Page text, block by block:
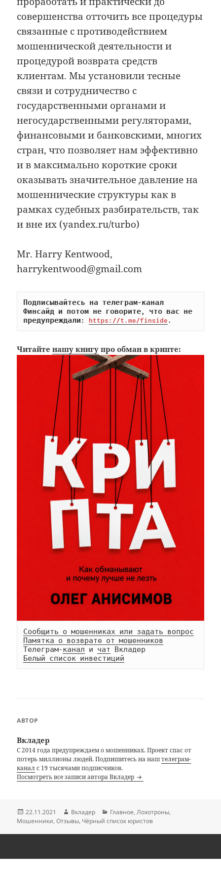
совершенства отточить все процедуры
связанные с противодействием
мошеннической деятельности и
процедурой возврата средств
клиентам. Мы установили тесные
связи и сотрудничество с
государственными органами и
негосударственными регуляторами,
финансовыми и банковскими, многих
стран, что позволяет нам эффективно
и в максимально короткие сроки
оказывать значительное давление на
мошеннические структуры как в
рамках судебных разбирательств, так
и вне их (yandex.ru/turbo)
Mr. Harry Kentwood,
harrykentwood@gmail.com
Подписывайтесь на телеграм-канал
Финсайд и потом не говорите, что вас не
предупреждали: https://t.me/finside.
Читайтенашу книгу про обман в крипте:
Сообщить о мошенниках или задать вопрос
Памятка о возврате от мошенников
Телеграм-канал и чат
Белый список инвестиций
АВТОР
Вкладер
С 2014 года предупреждаем о мошенниках. Проект спас от
потерь миллионы людей. Подпишитесь на наштелеграм-
каналс 19 тысячами подписчиков.
Посмотреть все записи автора Вкладер
Опубликовано
22.11.2021 Автор
Вкладер Рубрики
Главное,Лохотроны,
Мошенники,Отзывы, Чёрный список юристов